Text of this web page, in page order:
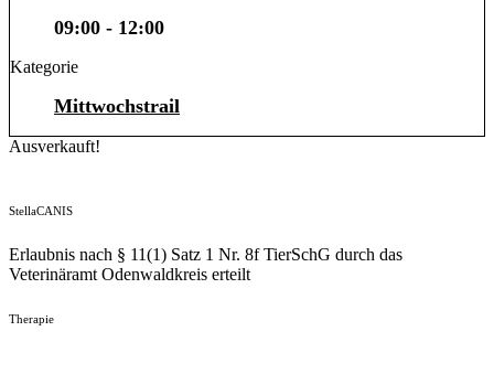
09:00 - 12:00
Kategorie
Mittwochstrail
Ausverkauft!
StellaCANIS
Erlaubnis nach § 11(1) Satz 1 Nr. 8f TierSchG durch das
Veterinäramt Odenwaldkreis erteilt
Therapie